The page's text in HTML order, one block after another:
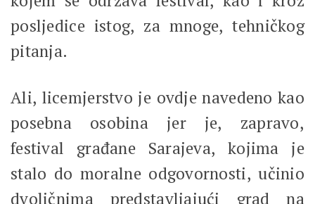
posljedice istog, za mnoge, tehničkog
pitanja.
Ali, licemjerstvo je ovdje navedeno kao
posebna osobina jer je, zapravo,
festival građane Sarajeva, kojima je
stalo do moralne odgovornosti, učinio
dvoličnima predstavljajući grad na